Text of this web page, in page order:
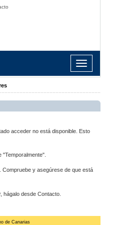
Toggle
navigation
acceder no está disponible. Esto
"Temporalmente".
Compruebe y asegúrese de que está
hágalo desde Contacto.
de Canarias